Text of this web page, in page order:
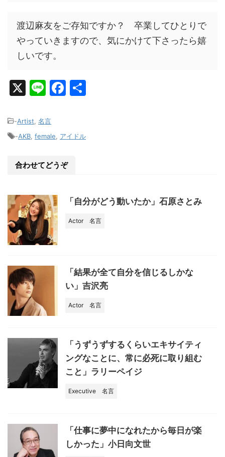
渡辺麻友をご存知ですか？ 卒業してひとりで
やっていきますので、気にかけて下さったら嬉
しいです。
X
Li
e
F
e
o
k
-Artist 名言
-AKB female アイドル
合わせてどうぞ
「自分がどう動いたか」石原さとみ
Actor 名言
「結果が全て自分を信じるしかな
い」吉沢亮
Actor 名言
「うずうずするくらいエキサイティ
ングなことに、常に必死に取り組む
こと」ラリーペイジ
Executive 名言
「仕事に夢中になれたから毎日が楽
しかった」小日向文世